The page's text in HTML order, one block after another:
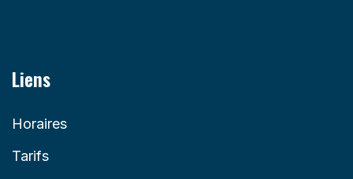
Liens
Horaires
Tarifs